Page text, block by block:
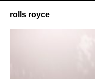
rolls royce